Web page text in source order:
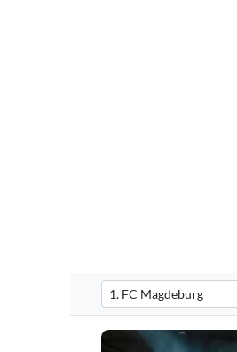
Verein auswählen
Filtert die Pyroshows